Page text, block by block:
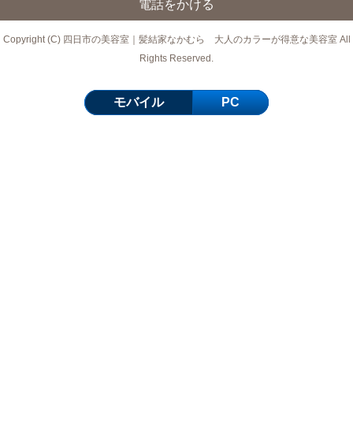
電話をかける
Copyright (C) 四日市の美容室｜髪結家なかむら 大人のカラーが得意な美容室 All
Rights Reserved.
モバイル PC